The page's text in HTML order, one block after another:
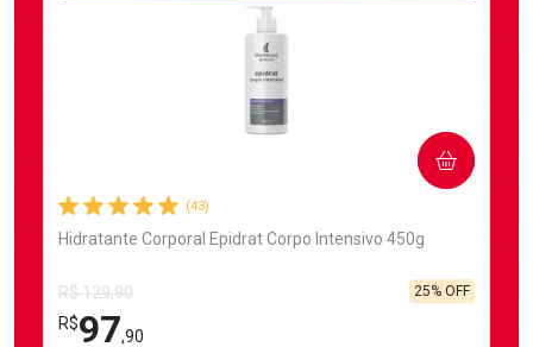
(43)
Hidratante Corporal Epidrat Corpo Intensivo 450g
R$ 129,90
R$97,90
25% OFF
COMPRAR